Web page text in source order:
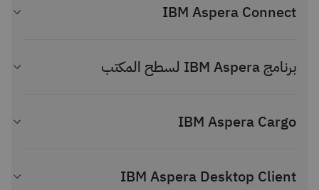
IBM Aspera Connect
بادر الآن بتنزيل Windows
بادر الآن بتنزيل Linux
بادر الآن بتنزيل إضافات لأجهزة الحافة
عرض جميع أدوات التثبيت
برنامج IBM Aspera لسطح المكتب
عرض الوثائق
IBM Aspera Cargo
عرض الوثائق
IBM Aspera Desktop Client